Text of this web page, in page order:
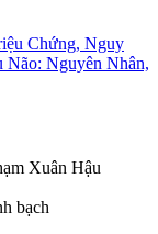
Chứng, Nguy
Não: Nguyên Nhân,
Xuân Hậu
bạch